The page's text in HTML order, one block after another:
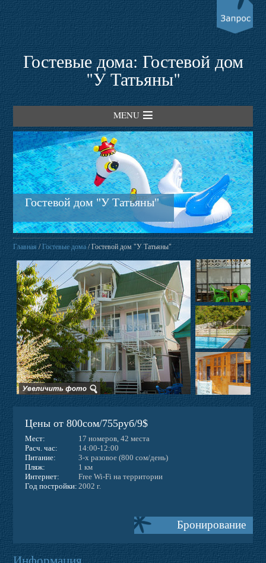
Гостевые дома: Гостевой дом
"У Татьяны"
MENU
Главная
Гостевые дома
Пансионаты
Трансферы
Отзывы
Контакты
Новости
Веб-камера
Гостевой дом "У Татьяны"
Главная /Гостевые дома/ Гостевой дом "У Татьяны"
Цены от 800сом/755руб/9$
Мест:
17 номеров, 42 места
Расч. час:
14:00-12:00
Питание:
3-х разовое (800 сом/день)
Пляж:
1 км
Интернет:
Free Wi-Fi на территории
Год постройки: 2002 г.
Бронирование